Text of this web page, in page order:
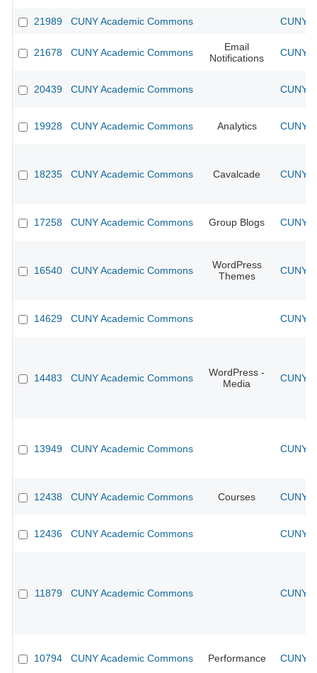
21989 CUNY Academic Commons CUNY
21678 CUNY Academic Commons
Email
Notifications
CUNY
20439 CUNY Academic Commons CUNY
19928 CUNY Academic Commons Analytics CUNY
18235 CUNY Academic Commons Cavalcade CUNY
17258 CUNY Academic Commons Group Blogs CUNY
16540 CUNY Academic Commons
WordPress
Themes
CUNY
14629 CUNY Academic Commons CUNY
14483 CUNY Academic Commons
WordPress -
Media
CUNY
13949 CUNY Academic Commons CUNY
12438 CUNY Academic Commons Courses CUNY
12436 CUNY Academic Commons CUNY
11879 CUNY Academic Commons CUNY
10794 CUNY Academic Commons Performance CUNY